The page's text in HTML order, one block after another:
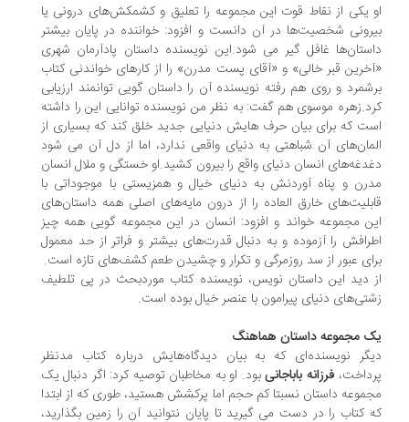
یکی از نقاط قوت این مجموعه را تعلیق و کشمکش‌های درونی یا
شخصیت‌ها در آن دانست و افزود: خواننده در پایان بیشتر
غافل گیر می شود.این نویسنده داستان پادآرمان شهری
قبر خالی» و «آقای پست مدرن» را از کارهای خواندنی کتاب
و روی هم رفته نویسنده آن را داستان گویی توانمند ارزیابی
موسوی هم گفت: به نظر من نویسنده توانایی این را داشته
که برای بیان حرف هایش دنیایی جدید خلق کند که بسیاری از
آن شباهتی به دنیای واقعی ندارد، اما از دل آن می شود
انسان دنیای واقع را بیرون کشید.او خستگی و ملال انسان
و پناه آوردنش به دنیای خیال و همزیستی با موجوداتی با
خارق العاده را از درون مایه‌های اصلی همه داستان‌های
مجموعه خواند و افزود: انسان در این مجموعه گویی همه چیز
را آزموده و به دنبال قدرت‌های بیشتر و فراتر از حد معمول
عبور از سد روزمرگی و تکرار و چشیدن طعم کشف‌های تازه است.
دید این داستان نویس، نویسنده کتاب موردبحث در پی تلطیف
دنیای پیرامون با عنصر خیال بوده است.
مجموعه داستان هماهنگ
نویسنده‌ای که به بیان دیدگاه‌هایش درباره کتاب مدنظر
فرزانه باباجانیبود. او به مخاطبان توصیه کرد: اگر دنبال یک
داستان نسبتا کم حجم اما پرکشش هستید، طوری که از ابتدا
کتاب را در دست می گیرید تا پایان نتوانید آن را زمین بگذارید،